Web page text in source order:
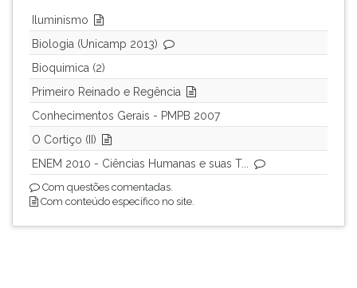
Iluminismo
Biologia (Unicamp 2013)
Bioquimica (2)
Primeiro Reinado e Regência
Conhecimentos Gerais - PMPB 2007
O Cortiço (II)
ENEM 2010 - Ciências Humanas e suas T...
Com questões comentadas.
Com conteúdo específico no site.